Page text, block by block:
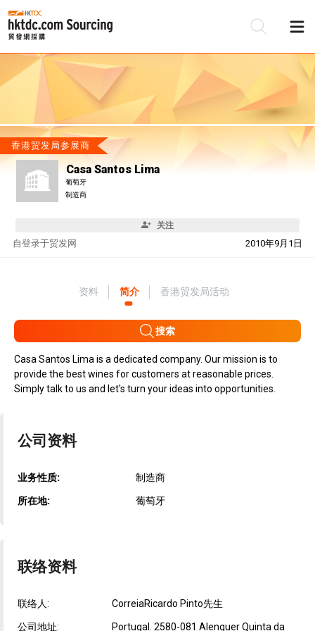
香港贸发局参展商
Casa Santos Lima
葡萄牙
制造商
关注
自 2010年9月1日
登录于贸发网
资料 简介 香港贸发局活动
搜索
Casa Santos Lima is a dedicated company. Our mission is to
provide the best wines for customers at reasonable prices.
Simply talk to us and let's turn your ideas into opportunities.
公司资料
业务性质: 制造商
所在地: 葡萄牙
联络资料
联络人: CorreiaRicardo Pinto先生
公司地址: Portugal. 2580-081 Alenquer Quinta da